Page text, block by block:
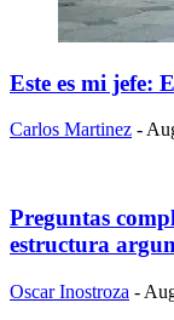
Este es mi jefe:
Carlos Martinez -
Preguntas
estructura
Oscar Inostroza -